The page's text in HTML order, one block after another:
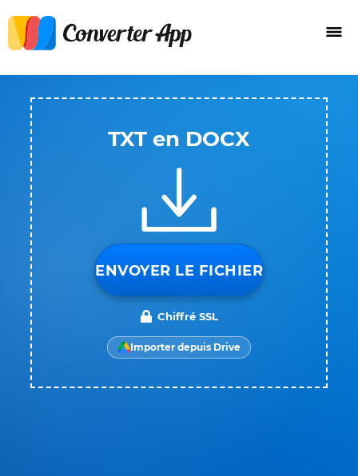
TXT en DOCX
ENVOYER LE FICHIER
Chiffré SSL
Importer depuis Drive